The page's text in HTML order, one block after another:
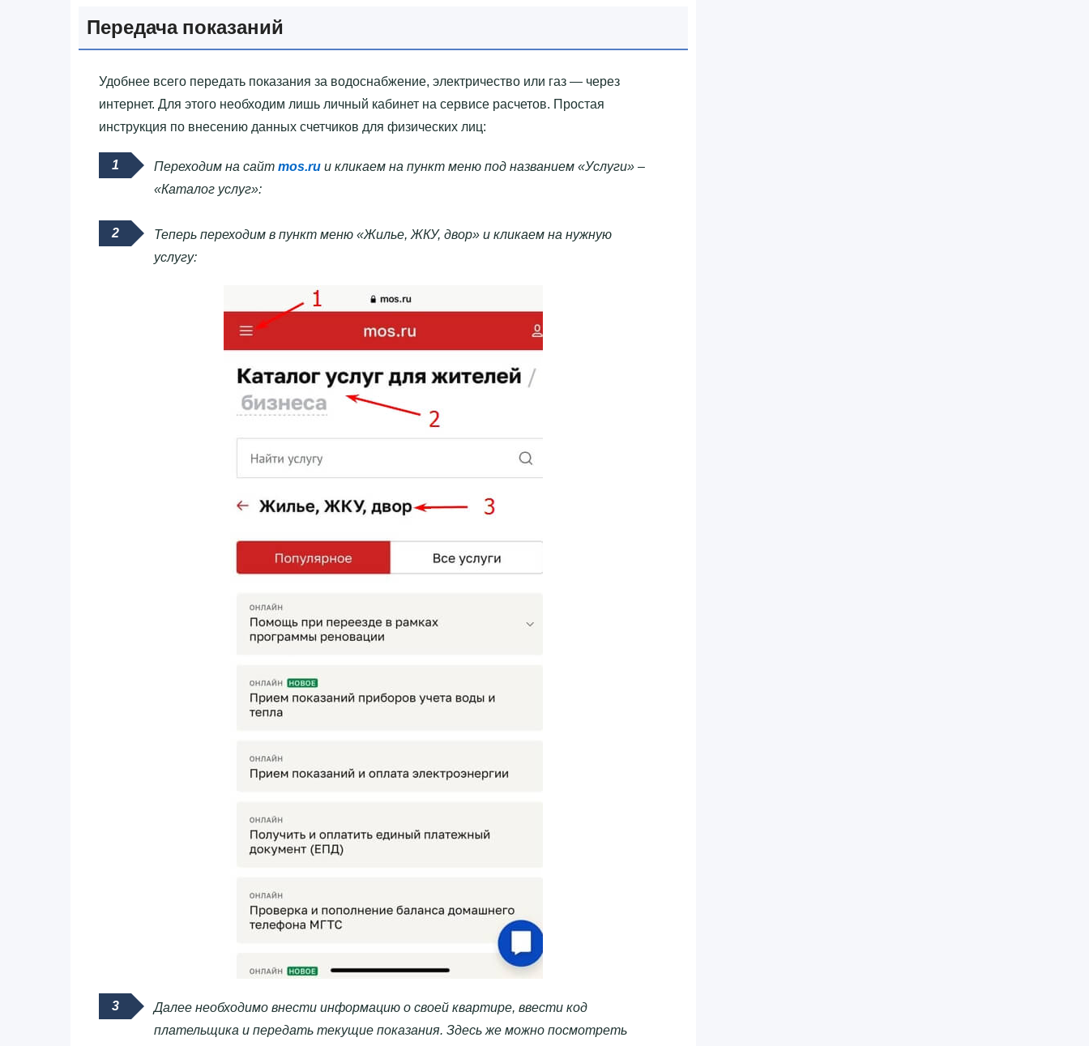
Передача показаний
Удобнее всего передать показания за водоснабжение, электричество или газ — через
интернет. Для этого необходим лишь личный кабинет на сервисе расчетов. Простая
инструкция по внесению данных счетчиков для физических лиц:
Переходим на сайт mos.ru и кликаем на пункт меню под названием «Услуги» –
«Каталог услуг»:
Теперь переходим в пункт меню «Жилье, ЖКУ, двор» и кликаем на нужную
услугу:
Далее необходимо внести информацию о своей квартире, ввести код
плательщика и передать текущие показания. Здесь же можно посмотреть